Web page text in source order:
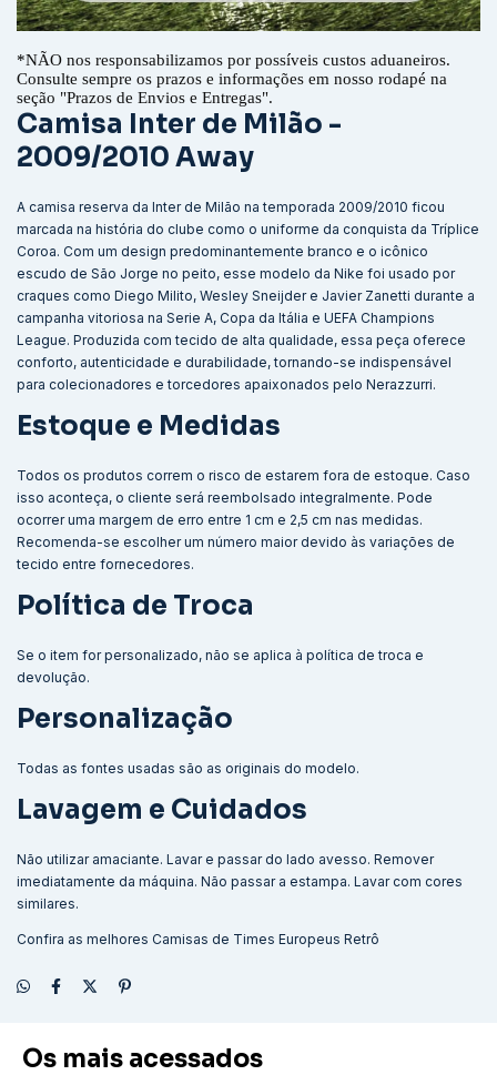
*NÃO nos responsabilizamos por possíveis custos aduaneiros.
Consulte sempre os prazos e informações em nosso rodapé na
seção "Prazos de Envios e Entregas".
Camisa Inter de Milão -
2009/2010 Away
A camisa reserva da Inter de Milão na temporada 2009/2010 ficou
marcada na história do clube como o uniforme da conquista da Tríplice
Coroa. Com um design predominantemente branco e o icônico
escudo de São Jorge no peito, esse modelo da Nike foi usado por
craques como Diego Milito, Wesley Sneijder e Javier Zanetti durante a
campanha vitoriosa na Serie A, Copa da Itália e UEFA Champions
League. Produzida com tecido de alta qualidade, essa peça oferece
conforto, autenticidade e durabilidade, tornando-se indispensável
para colecionadores e torcedores apaixonados pelo Nerazzurri.
Estoque e Medidas
Todos os produtos correm o risco de estarem fora de estoque. Caso
isso aconteça, o cliente será reembolsado integralmente. Pode
ocorrer uma margem de erro entre 1 cm e 2,5 cm nas medidas.
Recomenda-se escolher um número maior devido às variações de
tecido entre fornecedores.
Política de Troca
Se o item for personalizado, não se aplica à política de troca e
devolução.
Personalização
Todas as fontes usadas são as originais do modelo.
Lavagem e Cuidados
Não utilizar amaciante. Lavar e passar do lado avesso. Remover
imediatamente da máquina. Não passar a estampa. Lavar com cores
similares.
Confira as melhores Camisas de Times Europeus Retrô
Os mais acessados